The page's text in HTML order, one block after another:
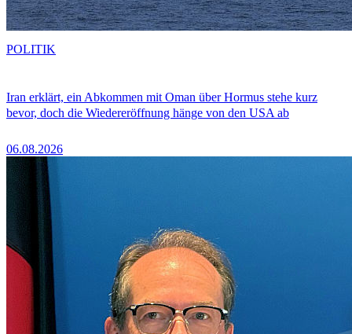
Iran erklärt, ein Abkommen mit Oman über Hormus stehe kurz
bevor, doch die Wiedereröffnung hänge von den USA ab
06.08.2026
POLITIK